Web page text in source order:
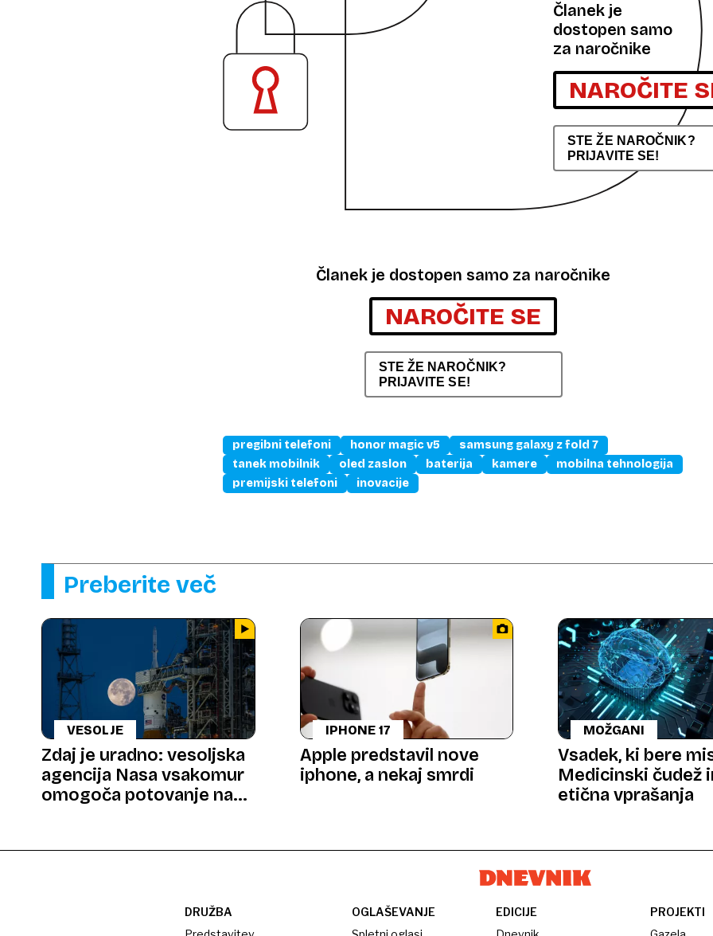
Članek je
dostopen samo
za naročnike
NAROČITE
STE ŽE NAROČNIK?
PRIJAVITE SE!
Članek je dostopen samo za naročnike
NAROČITE SE
STE ŽE NAROČNIK?
PRIJAVITE SE!
pregibni telefoni honor magic v5
samsung galaxy z fold 7
tanek mobilnik
oled zaslon baterija kamere
mobilna tehnologija
premijski telefoni
inovacije
Preberite več
VESOLJE
Zdaj je uradno: vesoljska
agencija Nasa vsakomur
omogoča potovanje na
IPHONE 17
Apple predstavil nove
iphone, a nekaj smrdi
MOŽGANI
Vsadek, ki bere
Medicinski čudež
etična vprašanja
DRUŽBA
OGLAŠEVANJE
EDICIJE
PROJEKTI